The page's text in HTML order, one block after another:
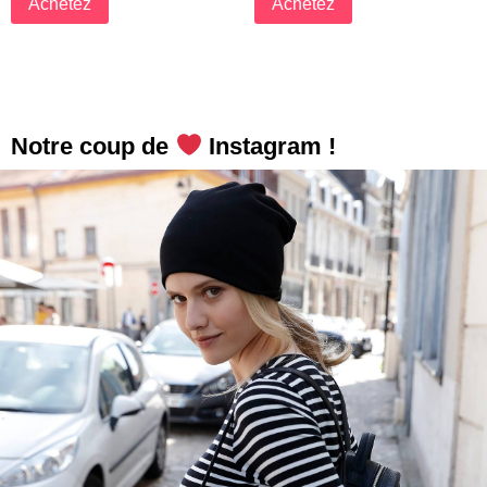
Achetez Achetez
Notre coup de Instagram !